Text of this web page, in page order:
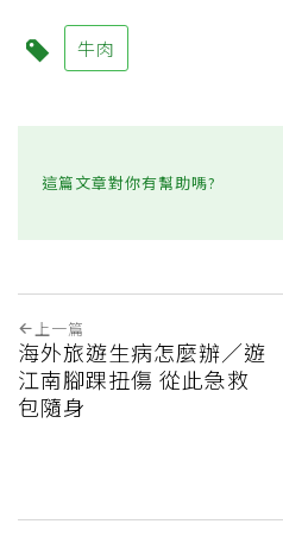
牛肉
這篇文章對你有幫助嗎?
上一篇
海外旅遊生病怎麼辦／遊
江南腳踝扭傷 從此急救
包隨身